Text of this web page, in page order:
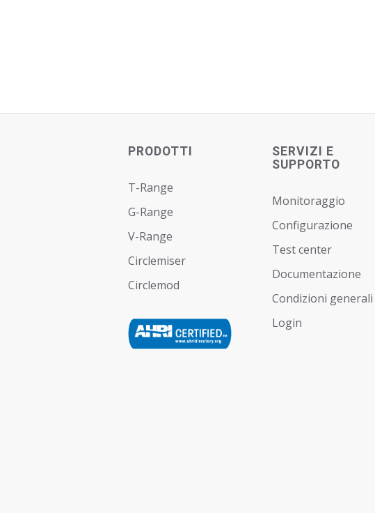
PRODOTTI
T-Range
G-Range
V-Range
Circlemiser
Circlemod
SERVIZI E
SUPPORTO
Monitoraggio
Configurazione
Test center
Documentazione
Condizioni generali
Login